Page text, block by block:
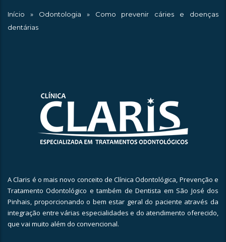
Início » Odontologia » Como prevenir cáries e doenças
dentárias
A Claris é o mais novo conceito de Clínica Odontológica, Prevenção e
Tratamento Odontológico e também de Dentista em São José dos
Pinhais, proporcionando o bem estar geral do paciente através da
integração entre várias especialidades e do atendimento oferecido,
que vai muito além do convencional.